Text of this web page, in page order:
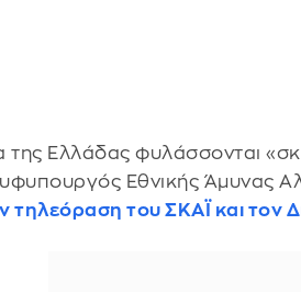
της Ελλάδας φυλάσσονται
υφυπουργός Εθνικής Άμυνας
τηλεόραση του ΣΚΑΪ και τον